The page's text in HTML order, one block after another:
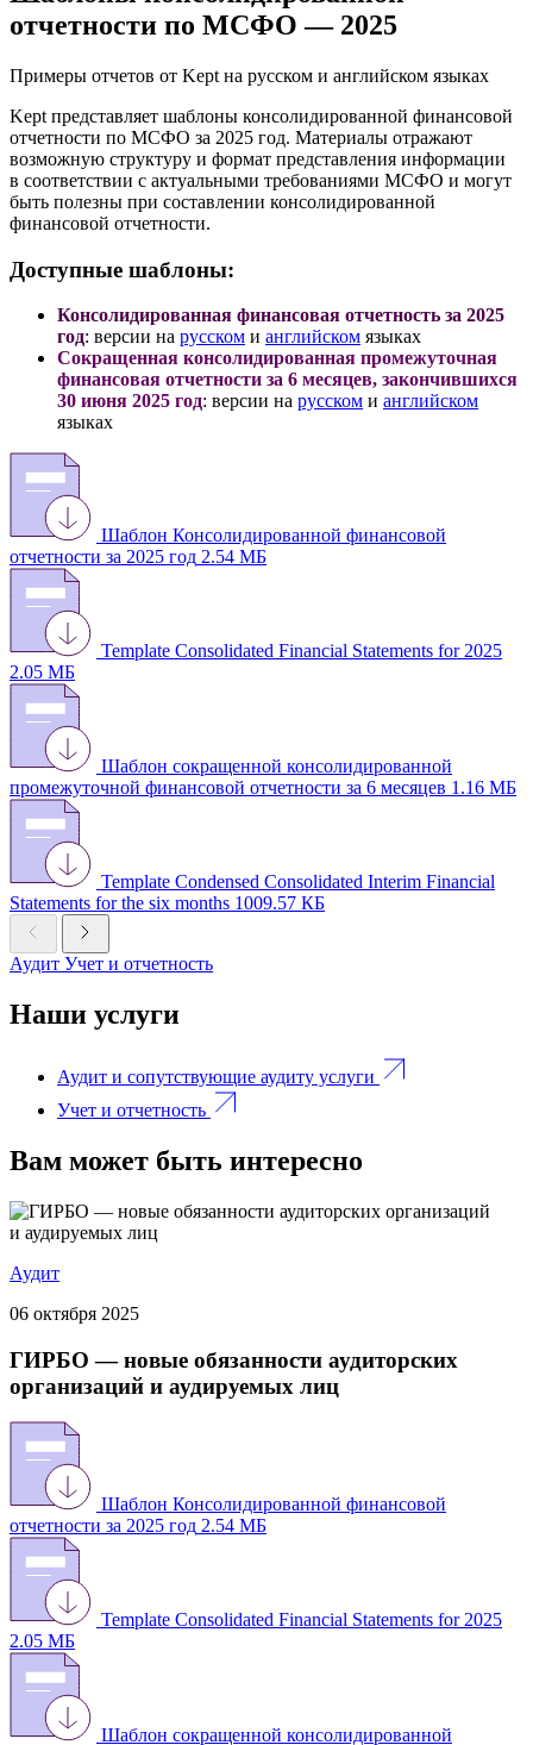
отчетности по МСФО — 2025
Примеры отчетов от Kept на русском и английском языках
Kept представляет шаблоны консолидированной финансовой
отчетности по МСФО за 2025 год. Материалы отражают
возможную структуру и формат представления информации
в соответствии с актуальными требованиями МСФО и могут
быть полезны при составлении консолидированной
финансовой отчетности.
Доступные шаблоны:
Консолидированная финансовая отчетность за 2025
год: версии на русском и английском языках
Сокращенная консолидированная промежуточная
финансовая отчетности за 6 месяцев, закончившихся
30 июня 2025 год: версии на русском и английском
языках
Шаблон Консолидированной финансовой
отчетности за 2025 год 2.54 МБ
Template Consolidated Financial Statements for 2025
2.05 МБ
Шаблон сокращенной консолидированной
промежуточной финансовой отчетности за 6 месяцев 1.16 МБ
Template Condensed Consolidated Interim Financial
Statements for the six months 1009.57 КБ
Аудит Учет и отчетность
Наши услуги
Аудит и сопутствующие аудиту услуги
Учет и отчетность
Вам может быть интересно
Аудит
06 октября 2025
ГИРБО — новые обязанности аудиторских
организаций и аудируемых лиц
Шаблон Консолидированной финансовой
отчетности за 2025 год 2.54 МБ
Template Consolidated Financial Statements for 2025
2.05 МБ
Шаблон сокращенной консолидированной